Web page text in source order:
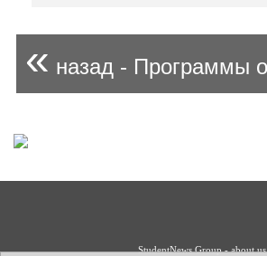
« назад - Программы
StudentNews Group - about us